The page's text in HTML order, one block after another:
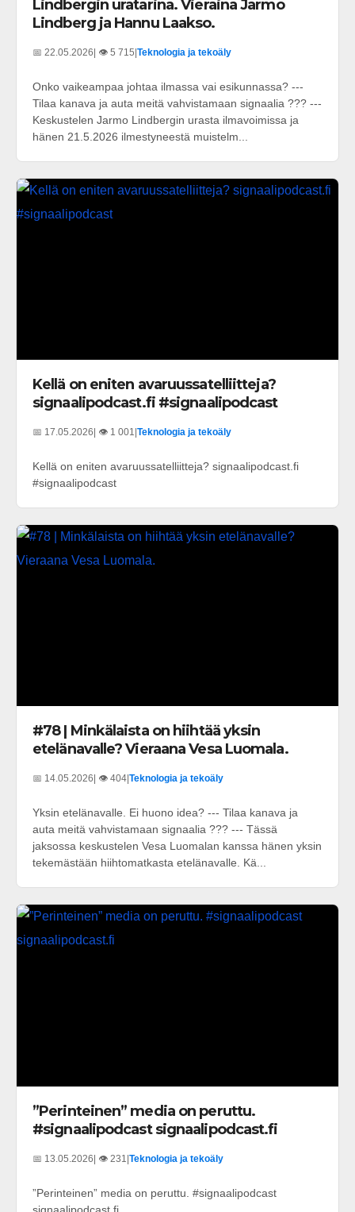
Lindbergin uratarina. Vieraina Jarmo
Lindberg ja Hannu Laakso.
📅 22.05.2026| 👁️ 5 715|Teknologia ja tekoäly
Onko vaikeampaa johtaa ilmassa vai esikunnassa? ---
Tilaa kanava ja auta meitä vahvistamaan signaalia ??? ---
Keskustelen Jarmo Lindbergin urasta ilmavoimissa ja
hänen 21.5.2026 ilmestyneestä muistelm...
Kellä on eniten avaruussatelliitteja?
signaalipodcast.fi #signaalipodcast
📅 17.05.2026 | 👁️ 1 001 Teknologia ja tekoäly
Kellä on eniten avaruussatelliitteja? signaalipodcast.fi
#signaalipodcast
#78 | Minkälaista on hiihtää yksin
etelänavalle? Vieraana Vesa Luomala.
📅 14.05.2026 | 👁️ 404 Teknologia ja tekoäly
Yksin etelänavalle. Ei huono idea? --- Tilaa kanava ja
auta meitä vahvistamaan signaalia ??? --- Tässä
jaksossa keskustelen Vesa Luomalan kanssa hänen yksin
tekemästään hiihtomatkasta etelänavalle. Kä...
”Perinteinen” media on peruttu.
#signaalipodcast signaalipodcast.fi
📅 13.05.2026| 👁️ 231 |Teknologia ja tekoäly
”Perinteinen” media on peruttu. #signaalipodcast
signaalipodcast.fi